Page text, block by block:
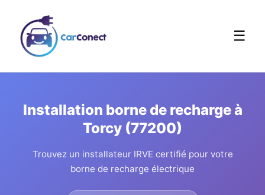
☰
Installation borne de recharge à
Torcy (77200)
Trouvez un installateur IRVE certifié pour votre
borne de recharge électrique